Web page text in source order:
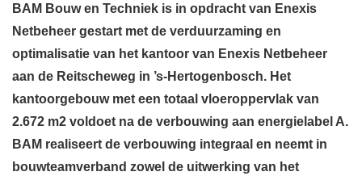
BAM Bouw en Techniek is in opdracht van Enexis
Netbeheer gestart met de verduurzaming en
optimalisatie van het kantoor van Enexis Netbeheer
aan de Reitscheweg in ’s-Hertogenbosch. Het
kantoorgebouw met een totaal vloeroppervlak van
2.672 m2 voldoet na de verbouwing aan energielabel A.
BAM realiseert de verbouwing integraal en neemt in
bouwteamverband zowel de uitwerking van het